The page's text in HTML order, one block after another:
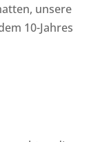
unsere
10-Jahres